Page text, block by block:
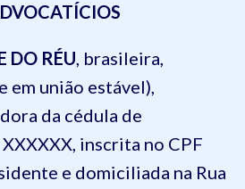
DO RÉU, brasileira,
em união estável),
da cédula de
inscrita no CPF
e domiciliada na Rua